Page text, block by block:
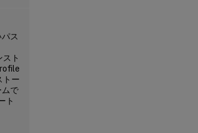
ス
ト
トー
ムで
ト